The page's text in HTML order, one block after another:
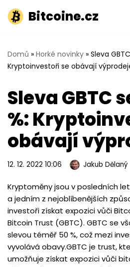
Přeskočit
obsah
Bitcoine.cz
Domů » Horké novinky » Sleva
Kryptoinvestoři se obávají
Sleva GBTC
%:
obávají
12. 12. 2022 10:06 Jakub Dělaný
Kryptoměny jsou v posledních
a jedním z nejoblíbenějších
investoři získat expozici vůči
Bitcoin Trust (GBTC). GBTC se
slevou téměř 50 %, což mezi
vyvolává obavy.GBTC je trust,
umožňuje získat expozici vůči